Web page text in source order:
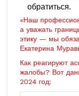
обратиться.
«Наш
а уважать
этику — мы
Екатерина
Как реагируют
жалобы? Вот
2024 год: